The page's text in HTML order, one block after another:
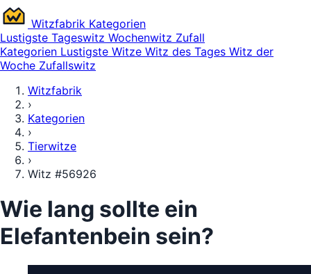
Witzfabrik Kategorien
Lustigste Tageswitz Wochenwitz Zufall
Kategorien Lustigste Witze Witz des Tages Witz der
Woche Zufallswitz
Witzfabrik
›
Kategorien
›
Tierwitze
›
Witz #56926
Wie lang sollte ein
Elefantenbein sein?